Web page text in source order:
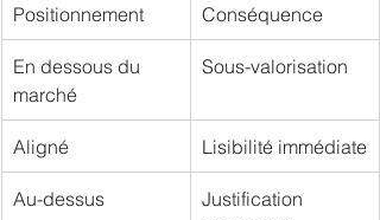
Positionnement Conséquence
En dessous du
marché
Sous-valorisation
Aligné Lisibilité immédiate
Au-dessus
Justification